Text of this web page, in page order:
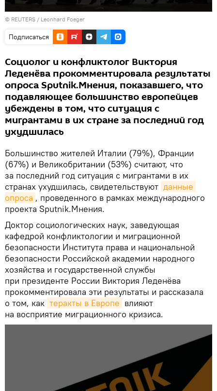
© REUTERS / Leonhard Foeger
Подписаться
Социолог и конфликтолог Виктория
Леденёва прокомментировала результаты
опроса Sputnik.Мнения, показавшего, что
подавляющее большинство европейцев
убеждены в том, что ситуация с
мигрантами в их стране за последний год
ухудшилась
Большинство жителей Италии (79%), Франции
(67%) и Великобритании (53%) считают, что
за последний год ситуация с мигрантами в их
странах ухудшилась, свидетельствуют данные
опроса , проведенного в рамках международного
проекта Sputnik.Мнения.
Доктор социологических наук, заведующая
кафедрой конфликтологии и миграционной
безопасности Института права и национальной
безопасности Российской академии народного
хозяйства и государственной службы
при президенте России Виктория Леденёва
прокомментировала эти результаты и рассказала
о том, как теракты в Европе влияют
на восприятие миграционного кризиса.